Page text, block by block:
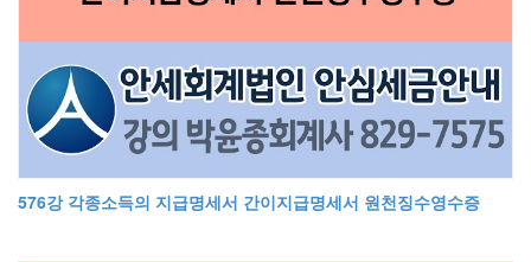
576강 각종소득의 지급명세서 간이지급명세서 원천징수영수증